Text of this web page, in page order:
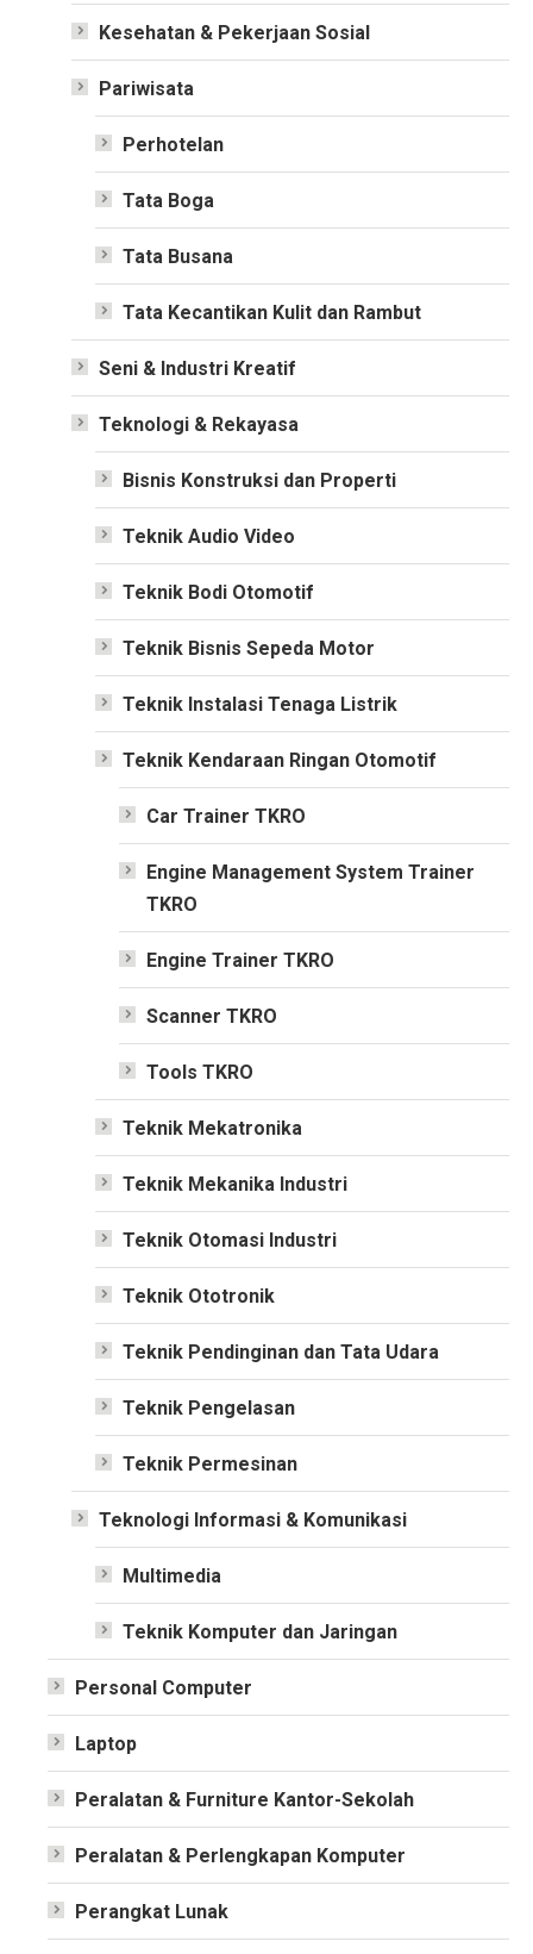
Kesehatan & Pekerjaan Sosial
Pariwisata
Perhotelan
Tata Boga
Tata Busana
Tata Kecantikan Kulit dan Rambut
Seni & Industri Kreatif
Teknologi & Rekayasa
Bisnis Konstruksi dan Properti
Teknik Audio Video
Teknik Bodi Otomotif
Teknik Bisnis Sepeda Motor
Teknik Instalasi Tenaga Listrik
Teknik Kendaraan Ringan Otomotif
Car Trainer TKRO
Engine Management System Trainer
TKRO
Engine Trainer TKRO
Scanner TKRO
Tools TKRO
Teknik Mekatronika
Teknik Mekanika Industri
Teknik Otomasi Industri
Teknik Ototronik
Teknik Pendinginan dan Tata Udara
Teknik Pengelasan
Teknik Permesinan
Teknologi Informasi & Komunikasi
Multimedia
Teknik Komputer dan Jaringan
Personal Computer
Laptop
Peralatan & Furniture Kantor-Sekolah
Peralatan & Perlengkapan Komputer
Perangkat Lunak